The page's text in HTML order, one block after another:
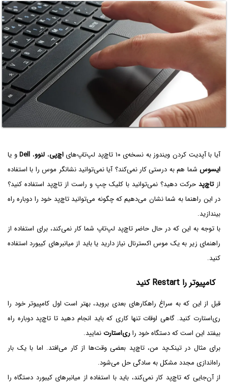
آیا با آپدیت کردن ویندوز به نسخه‌ی ۱۰ تاچ‌پد لپ‌تاپ‌های اچ‌پی،لنوو، Dellو یا
ایسوس شما هم به درستی کار نمی‌کند؟ آیا نمی‌توانید نشانگر موس را با استفاده
ازتاچ‌پد حرکت دهید؟ نمی‌توانید با کلیک چپ و راست از تاچ‌پد استفاده کنید؟
در این راهنما به شما نشان می‌دهیم که چگونه می‌توانید تاچ‌پد خود را دوباره راه
بیندازید.
با توجه به این که در حال حاضر تاچ‌پد لپ‌تاپ شما کار نمی‌کند، برای استفاده از
راهنمای زیر به یک موس اکسترنال نیاز دارید یا باید از میانبرهای کیبورد استفاده
کنید.
کامپیوتر را Restart کنید
قبل از این که به سراغ راهکارهای بعدی بروید، بهتر است اول کامپیوتر خود را
ری‌استارت کنید. گاهی اوقات تنها کاری که باید انجام دهید تا تاچ‌پد دوباره راه
بیفتد این است که دستگاه خود راری‌استارت نمایید.
برای مثال در تینک‌پد من، تاچ‌پد بعضی وقت‌ها از کار می‌افتد. اما با یک بار
راه‌اندازی مجدد مشکل به سادگی حل می‌شود.
از آن‌جایی که تاچ‌پد کار نمی‌کند، باید با استفاده از میانبرهای کیبورد دستگاه را